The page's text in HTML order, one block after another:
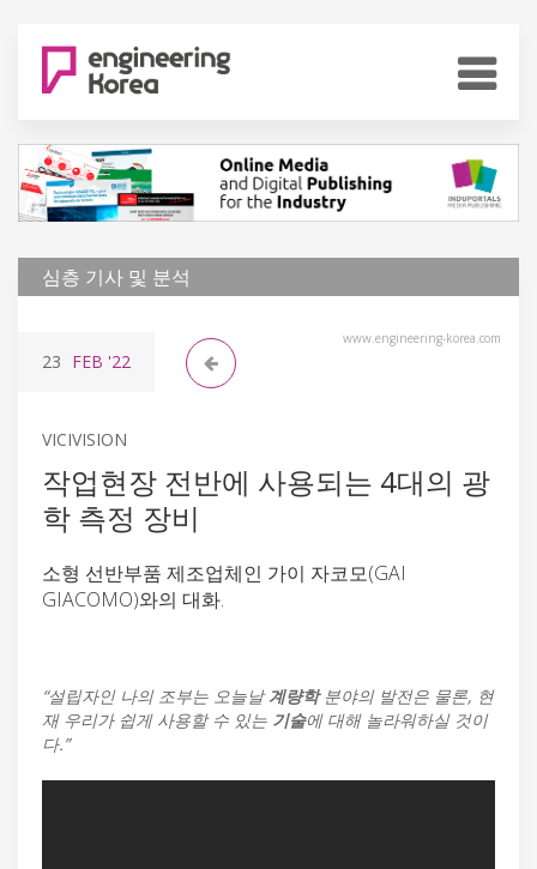
심층 기사 및 분석
www.engineering-korea.com
23 FEB '22
VICIVISION
작업현장 전반에 사용되는 4대의 광
학 측정 장비
소형 선반부품 제조업체인 가이 자코모(GAI
GIACOMO)와의 대화.
“설립자인 나의 조부는 오늘날계량학분야의 발전은 물론, 현
재 우리가 쉽게 사용할 수 있는 기술에 대해 놀라워하실 것이
다.”